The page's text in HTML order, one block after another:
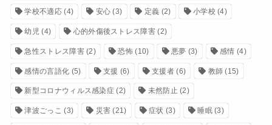
学校不適応(4) 安心 (3) 定義 (2) 小学校 (4)
幼児 (4) 心的外傷後ストレス障害(2)
急性ストレス障害(2) 恐怖 (10) 悪夢 (3) 感情 (4)
感情の言語化 (5) 支援 (6) 支援者(6) 教師 (15)
新型コロナウィルス感染症 (2) 未然防止 (2)
津波ごっこ (3) 災害 (21) 症状 (3) 睡眠(3)